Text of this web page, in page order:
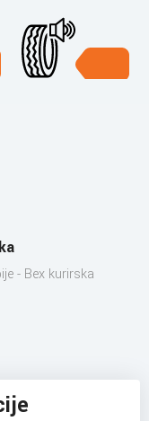
- Bex kurirska